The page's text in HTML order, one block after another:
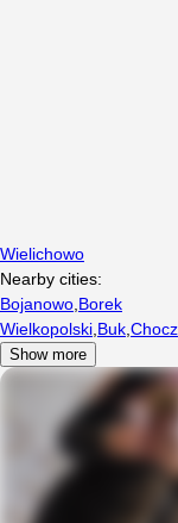
Wielichowo
Nearby cities:
Bojanowo Borek
Wielkopolski Buk Chocz
Show more